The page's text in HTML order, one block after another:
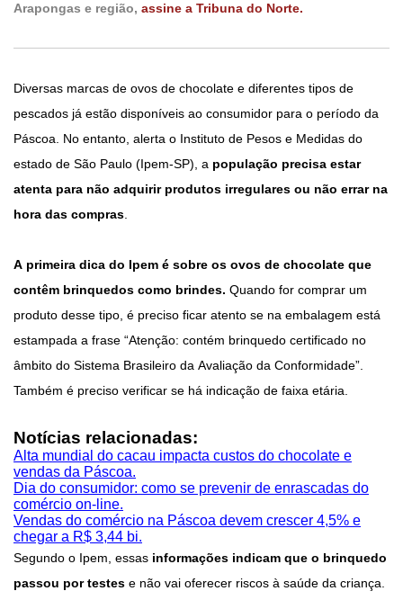
Arapongas e região, assine a Tribuna do Norte.
Diversas marcas de ovos de chocolate e diferentes tipos de
pescados já estão disponíveis ao consumidor para o período da
Páscoa. No entanto, alerta o Instituto de Pesos e Medidas do
estado de São Paulo (Ipem-SP), a população precisa estar
atenta para não adquirir produtos irregulares ou não errar na
hora das compras.
A primeira dica do Ipem é sobre os ovos de chocolate que
contêm brinquedos como brindes. Quando for comprar um
produto desse tipo, é preciso ficar atento se na embalagem está
estampada a frase “Atenção: contém brinquedo certificado no
âmbito do Sistema Brasileiro da Avaliação da Conformidade”.
Também é preciso verificar se há indicação de faixa etária.
Notícias relacionadas:
Alta mundial do cacau impacta custos do chocolate e
vendas da Páscoa.
Dia do consumidor: como se prevenir de enrascadas do
comércio on-line.
Vendas do comércio na Páscoa devem crescer 4,5% e
chegar a R$ 3,44 bi.
Segundo o Ipem, essas informações indicam que o brinquedo
passou por testes e não vai oferecer riscos à saúde da criança.